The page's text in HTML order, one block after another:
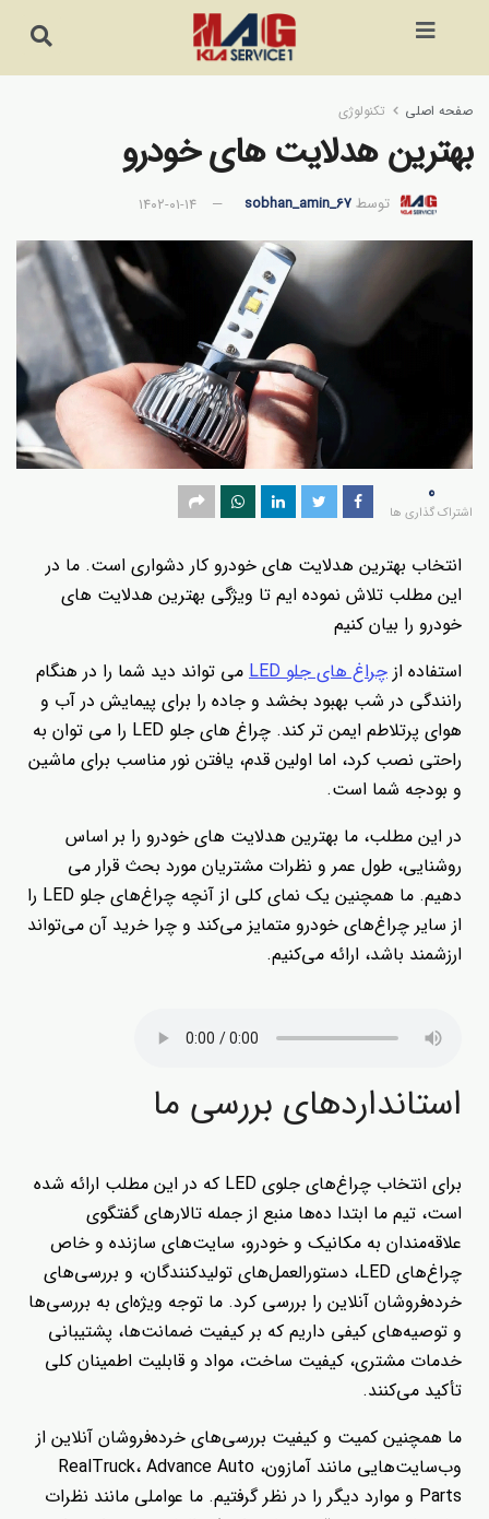
صفحه اصلی تکنولوژی
بهترین هدلایت های خودرو
توسطsobhan_amin_67 ۱۴۰۲-۰۱-۱۴
0
اشتراک گذاری ها
انتخاب بهترین هدلایت های خودرو کار دشواری است. ما در
این مطلب تلاش نموده ایم تا ویژگی بهترین هدلایت های
خودرو را بیان کنیم
استفاده از چراغ های جلو LED
می تواند دید شما را در هنگام
رانندگی در شب بهبود بخشد و جاده را برای پیمایش در آب و
هوای پرتلاطم ایمن تر کند. چراغ های جلو LED را می توان به
راحتی نصب کرد، اما اولین قدم، یافتن نور مناسب برای ماشین
و بودجه شما است.
در این مطلب، ما بهترین هدلایت های خودرو را بر اساس
روشنایی، طول عمر و نظرات مشتریان مورد بحث قرار می
دهیم. ما همچنین یک نمای کلی از آنچه چراغ‌های جلو LED را
از سایر چراغ‌های خودرو متمایز می‌کند و چرا خرید آن می‌تواند
ارزشمند باشد، ارائه می‌کنیم.
استانداردهای بررسی ما
برای انتخاب چراغ‌های جلوی LED که در این مطلب ارائه شده‌
است، تیم ما ابتدا ده‌ها منبع از جمله تالارهای گفتگوی
علاقه‌مندان به مکانیک و خودرو، سایت‌های سازنده و خاص
چراغ‌های LED، دستورالعمل‌های تولیدکنندگان، و بررسی‌های
خرده‌فروشان آنلاین را بررسی کرد. ما توجه ویژه‌ای به بررسی‌ها
و توصیه‌های کیفی داریم که بر کیفیت ضمانت‌ها، پشتیبانی
خدمات مشتری، کیفیت ساخت، مواد و قابلیت اطمینان کلی
تأکید می‌کنند.
ما همچنین کمیت و کیفیت بررسی‌های خرده‌فروشان آنلاین از
وب‌سایت‌هایی مانند آمازون، RealTruck، Advance Auto
Parts و موارد دیگر را در نظر گرفتیم. ما عواملی مانند نظرات